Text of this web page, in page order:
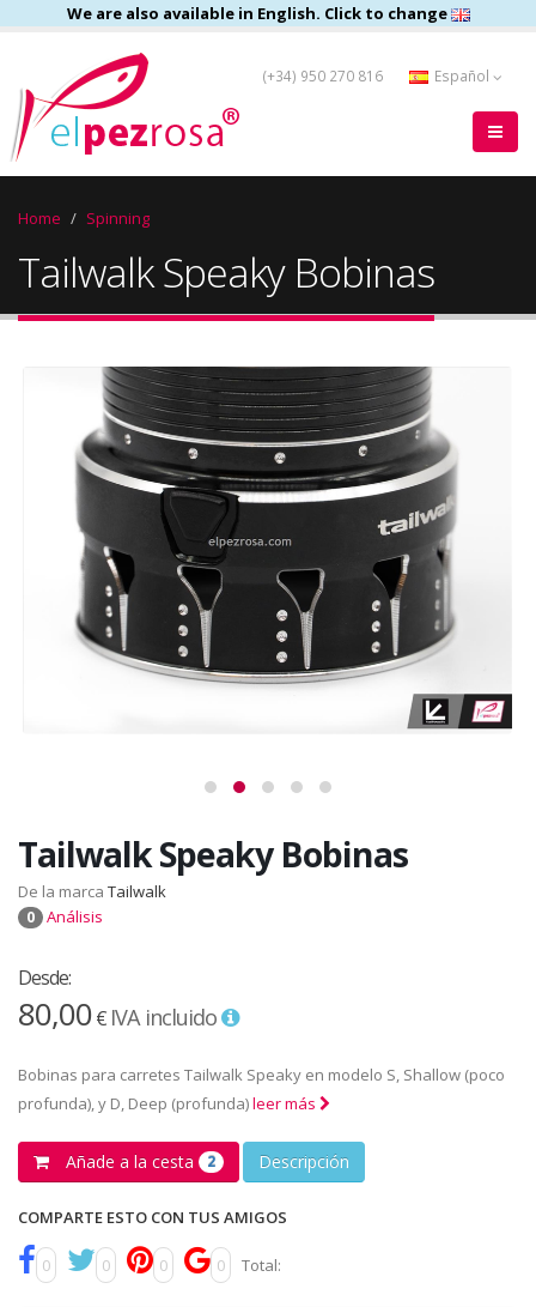
We are also available in English. Click to change
(+34) 950 270 816 Español
Home Spinning
Tailwalk Speaky Bobinas
Tailwalk Speaky Bobinas
De la marca Tailwalk
0 Análisis
Desde:
80,00€ IVA incluido
Bobinas para carretes Tailwalk Speaky en modelo S, Shallow (poco
profunda), y D, Deep (profunda)leer más
Añade a la cesta 2 Descripción
COMPARTE ESTO CON TUS AMIGOS
0 0 0 0 Total: